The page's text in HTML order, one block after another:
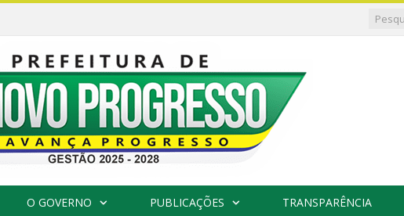
O GOVERNO PUBLICAÇÕES TRANSPARÊNCIA